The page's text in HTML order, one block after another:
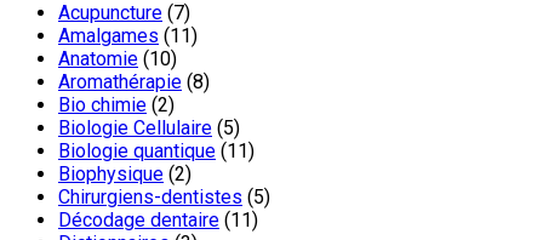
Acupuncture (7)
Amalgames (11)
Anatomie (10)
Aromathérapie (8)
Bio chimie (2)
Biologie Cellulaire (5)
Biologie quantique (11)
Biophysique (2)
Chirurgiens-dentistes (5)
Décodage dentaire (11)